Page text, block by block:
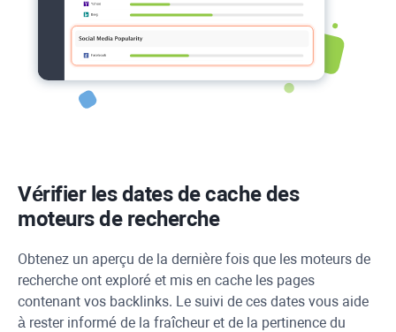
Vérifier les dates de cache des
moteurs de recherche
Obtenez un aperçu de la dernière fois que les moteurs de
recherche ont exploré et mis en cache les pages
contenant vos backlinks. Le suivi de ces dates vous aide
à rester informé de la fraîcheur et de la pertinence du